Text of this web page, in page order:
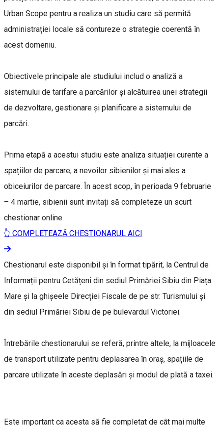
Urban Scope pentru a realiza un studiu care să permită
administrației locale să contureze o strategie coerentă în
acest domeniu.
Obiectivele principale ale studiului includ o analiză a
sistemului de tarifare a parcărilor și alcătuirea unei strategii
de dezvoltare, gestionare și planificare a sistemului de
parcări.
Prima etapă a acestui studiu este analiza situației curente a
spațiilor de parcare, a nevoilor sibienilor și mai ales a
obiceiurilor de parcare. În acest scop, în perioada 9 februarie
– 4 martie, sibienii sunt invitați să completeze un scurt
chestionar online.
👆 COMPLETEAZĂ CHESTIONARUL AICI
Chestionarul este disponibil și în format tipărit, la Centrul de
Informații pentru Cetățeni din sediul Primăriei Sibiu din Piața
Mare și la ghișeele Direcției Fiscale de pe str. Turismului și
din sediul Primăriei Sibiu de pe bulevardul Victoriei.
Întrebările chestionarului se referă, printre altele, la mijloacele
de transport utilizate pentru deplasarea în oraș, spațiile de
parcare utilizate în aceste deplasări și modul de plată a taxei.
Este important ca acesta să fie completat de cât mai multe